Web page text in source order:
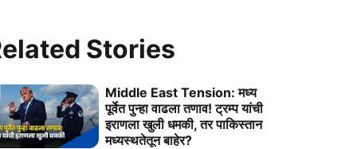
Stories
Middle East Tension: मध्य
पूर्वेत पुन्हा वाढला तणाव! ट्रम्प यांची
इराणला खुली धमकी, तर पाकिस्तान
मध्यस्थतेतून बाहेर?